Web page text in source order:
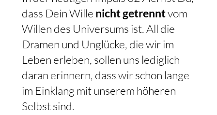
dass Dein Wille nicht getrenntvom
Willen des Universums ist. All die
Dramen und Unglücke, die wir im
Leben erleben, sollen uns lediglich
daran erinnern, dass wir schon lange
im Einklang mit unserem höheren
Selbst sind.